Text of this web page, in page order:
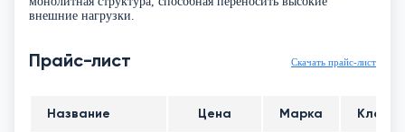
внешние нагрузки.
Прайс-лист Скачать прайс-лист
Название Цена Марка Класс